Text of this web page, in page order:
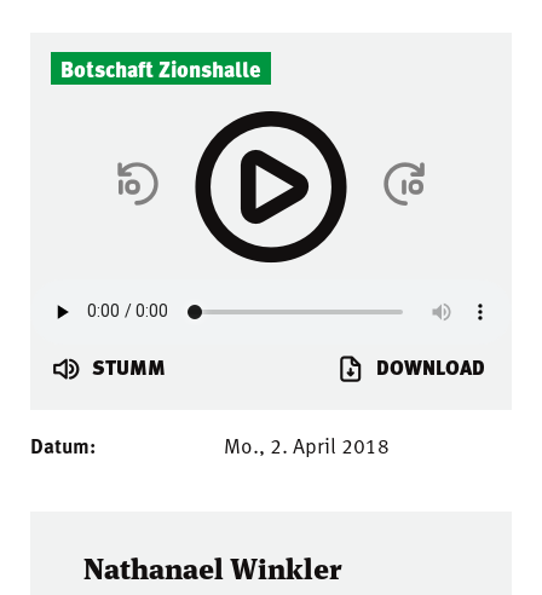
Botschaft Zionshalle
STUMM DOWNLOAD
Datum: Mo., 2. April 2018
Nathanael Winkler